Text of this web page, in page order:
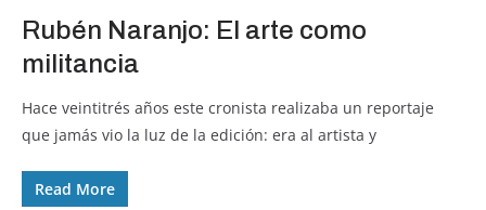
Rubén Naranjo: El arte como
militancia
Hace veintitrés años este cronista realizaba un reportaje
que jamás vio la luz de la edición: era al artista y
Read More